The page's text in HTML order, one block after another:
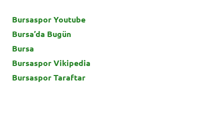
Bursaspor Youtube
Bursa’da Bugün
Bursa
Bursaspor Vikipedia
Bursaspor Taraftar